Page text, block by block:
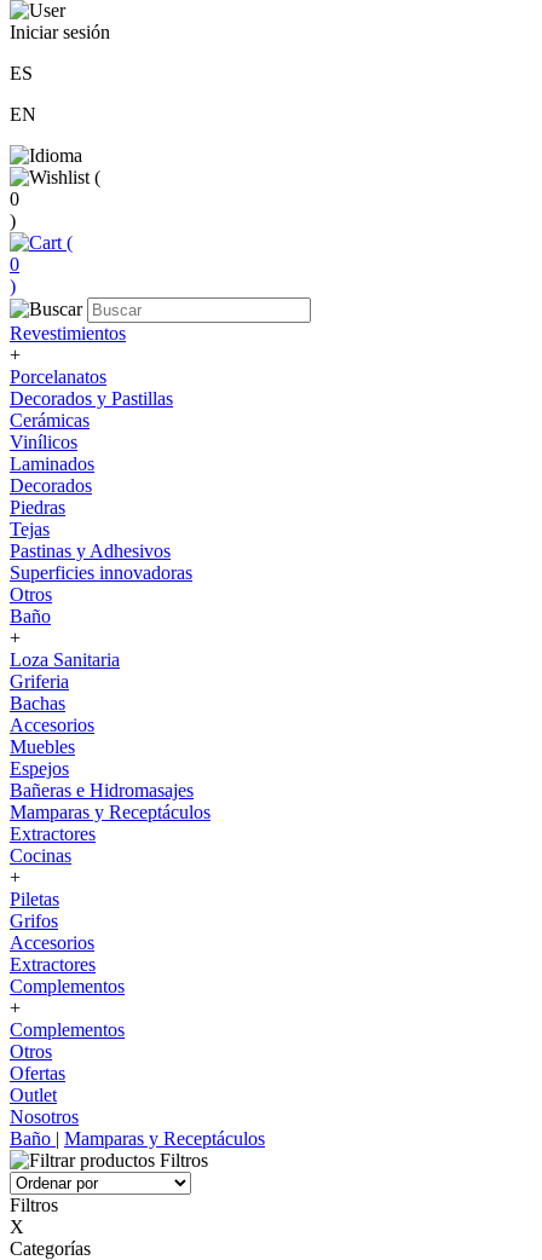
Iniciar sesión
ES
EN
(
0
)
(
0
)
Revestimientos
+
Porcelanatos
Decorados y Pastillas
Cerámicas
Vinílicos
Laminados
Decorados
Piedras
Tejas
Pastinas y Adhesivos
Superficies innovadoras
Otros
Baño
+
Loza Sanitaria
Griferia
Bachas
Accesorios
Muebles
Espejos
Bañeras e Hidromasajes
Mamparas y Receptáculos
Extractores
Cocinas
+
Piletas
Grifos
Accesorios
Extractores
Complementos
+
Complementos
Otros
Ofertas
Outlet
Nosotros
Baño | Mamparas y Receptáculos
Filtros
Filtros
X
Categorías